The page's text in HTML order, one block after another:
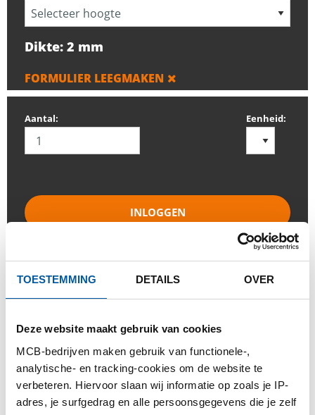
TOESTEMMING DETAILS OVER
Deze website maakt gebruik van cookies
MCB-bedrijven maken gebruik van functionele-,
analytische- en tracking-cookies om de website te
verbeteren. Hiervoor slaan wij informatie op zoals je IP-
adres, je surfgedrag en alle persoonsgegevens die je zelf
Dikte: 2 mm
FORMULIER LEEGMAKEN
Aantal: Eenheid:
INLOGGEN
Bestel met uw eigen artikelnummers